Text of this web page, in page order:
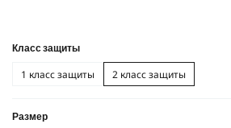
Класс защиты
1 класс защиты 2 класс защиты
Размер